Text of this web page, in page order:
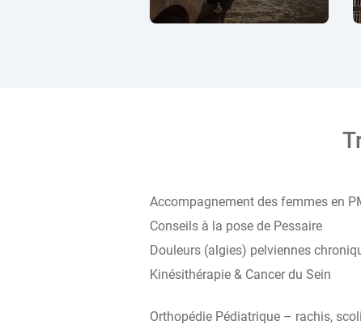
Accompagnement des femmes en
Conseils à la pose de Pessaire
Douleurs (algies) pelviennes
Kinésithérapie & Cancer du Sein
Orthopédie Pédiatrique – rachis,